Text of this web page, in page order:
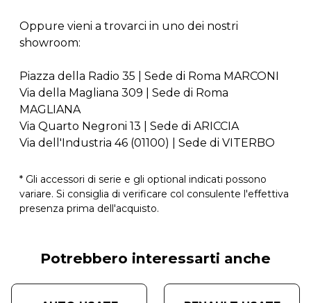
Oppure vieni a trovarci in uno dei nostri
showroom:
Piazza della Radio 35 | Sede di Roma MARCONI
Via della Magliana 309 | Sede di Roma
MAGLIANA
Via Quarto Negroni 13 | Sede di ARICCIA
Via dell'Industria 46 (01100) | Sede di VITERBO
* Gli accessori di serie e gli optional indicati possono
variare. Si consiglia di verificare col consulente l'effettiva
presenza prima dell'acquisto.
Potrebbero interessarti anche